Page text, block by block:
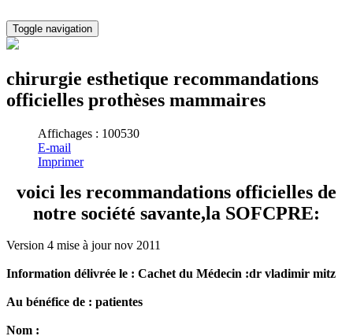
Toggle navigation
chirurgie esthetique recommandations
officielles prothèses mammaires
Affichages : 100530
E-mail
Imprimer
voici les recommandations officielles de
notre société savante,la SOFCPRE:
Version 4 mise à jour nov 2011
Information délivrée le : Cachet du Médecin :dr vladimir mitz
Au bénéfice de : patientes
Nom :